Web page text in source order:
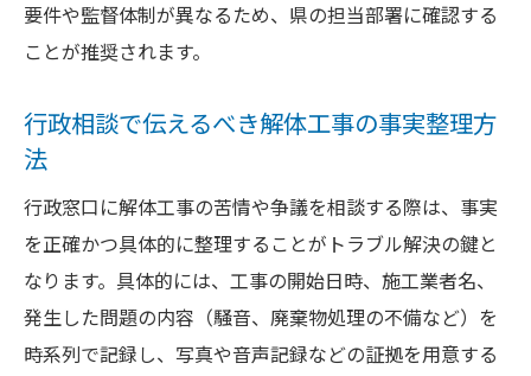
要件や監督体制が異なるため、県の担当部署に確認する
ことが推奨されます。
行政相談で伝えるべき解体工事の事実整理方
法
行政窓口に解体工事の苦情や争議を相談する際は、事実
を正確かつ具体的に整理することがトラブル解決の鍵と
なります。具体的には、工事の開始日時、施工業者名、
発生した問題の内容（騒音、廃棄物処理の不備など）を
時系列で記録し、写真や音声記録などの証拠を用意する